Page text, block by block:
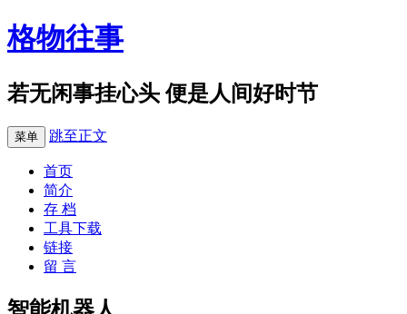
格物往事
若无闲事挂心头 便是人间好时节
菜单 跳至正文
首页
简介
存 档
工具下载
链接
留 言
智能机器人